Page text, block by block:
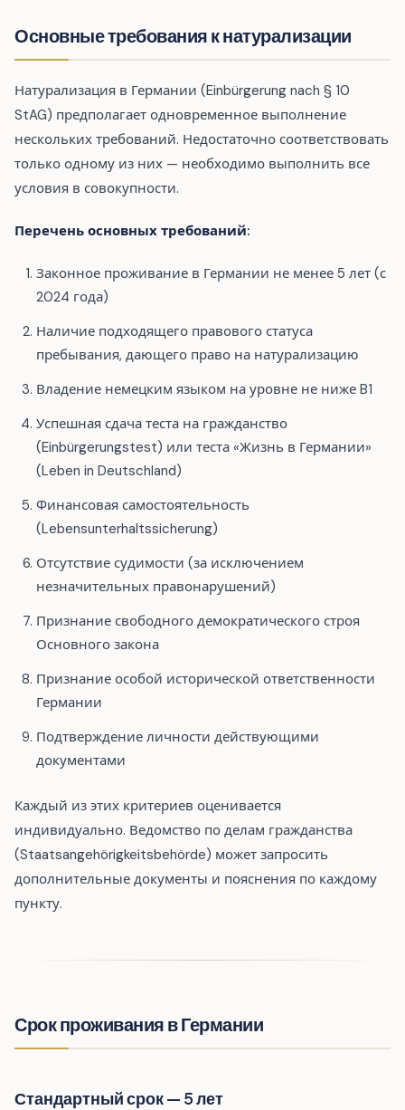
Основные требования к натурализации
Натурализация в Германии (Einbürgerung nach § 10
StAG) предполагает одновременное выполнение
нескольких требований. Недостаточно соответствовать
только одному из них — необходимо выполнить все
условия в совокупности.
Перечень основных требований:
Законное проживание в Германии не менее 5 лет (с
2024 года)
Наличие подходящего правового статуса
пребывания, дающего право на натурализацию
Владение немецким языком на уровне не ниже B1
Успешная сдача теста на гражданство
(Einbürgerungstest) или теста «Жизнь в Германии»
(Leben in Deutschland)
Финансовая самостоятельность
(Lebensunterhaltssicherung)
Отсутствие судимости (за исключением
незначительных правонарушений)
Признание свободного демократического строя
Основного закона
Признание особой исторической ответственности
Германии
Подтверждение личности действующими
документами
Каждый из этих критериев оценивается
индивидуально. Ведомство по делам гражданства
(Staatsangehörigkeitsbehörde) может запросить
дополнительные документы и пояснения по каждому
пункту.
Срок проживания в Германии
Стандартный срок — 5 лет